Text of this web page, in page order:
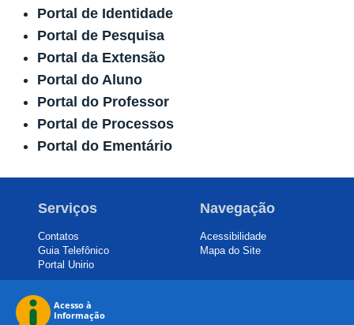
Portal de Identidade
Portal de Pesquisa
Portal da Extensão
Portal do Aluno
Portal do Professor
Portal de Processos
Portal do Ementário
Serviços
Contatos
Guia Telefônico
Portal Unirio
Navegação
Acessibilidade
Mapa do Site